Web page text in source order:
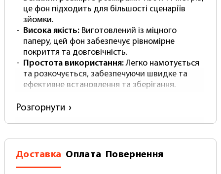
це фон підходить для більшості сценаріїв
зйомки.
Висока якість:Виготовлений із міцного
паперу, цей фон забезпечує рівномірне
покриття та довговічність.
Простота використання:Легко намотується
та розкочується, забезпечуючи швидке та
ефективне встановлення та зберігання.
нейтральне тло, яке допомагає виділити ваш
при кожній зйомці. Це інвестиція, яка
безперечно окупиться! Придбайте свій сьогодні
Розгорнути
Доставка Оплата Повернення